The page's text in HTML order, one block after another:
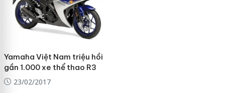
Yamaha Việt Nam triệu hồi
gần 1.000 xe thể thao R3
23/02/2017